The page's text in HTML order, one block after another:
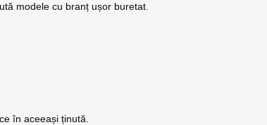
modele cu branț ușor buretat.
în aceeași ținută.